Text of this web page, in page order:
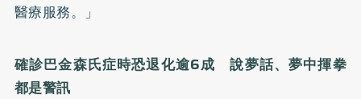
醫療服務。」
確診巴金森氏症時恐退化逾6成 說夢話、夢中揮拳
都是警訊